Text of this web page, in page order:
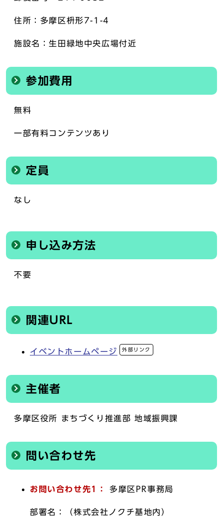
住所：多摩区枡形7-1-4
施設名：生田緑地中央広場付近
参加費用
無料
一部有料コンテンツあり
定員
なし
申し込み方法
不要
関連URL
イベントホームページ 外部リンク
主催者
多摩区役所 まちづくり推進部 地域振興課
問い合わせ先
お問い合わせ先1： 多摩区PR事務局
部署名：（株式会社ノクチ基地内）